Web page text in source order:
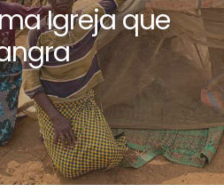
Igreja que